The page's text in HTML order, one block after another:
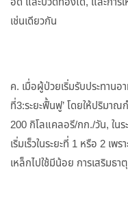
เช่นเดียวกัน
ค. เมื่อผู้ป่วยเริ่มรับประทานอา
ที่3:ระยะฟื้นฟู’ โดยให้ปริมาณ
200 กิโลแคลอรี/กก./วัน, ในร
เริ่มเร็วในระยะที่ 1 หรือ 2 เพ
เหล็กไปใช้มีน้อย การเสริมธา